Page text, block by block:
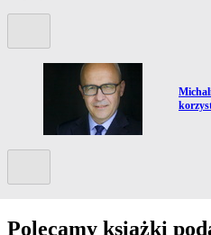
Polecamy książki